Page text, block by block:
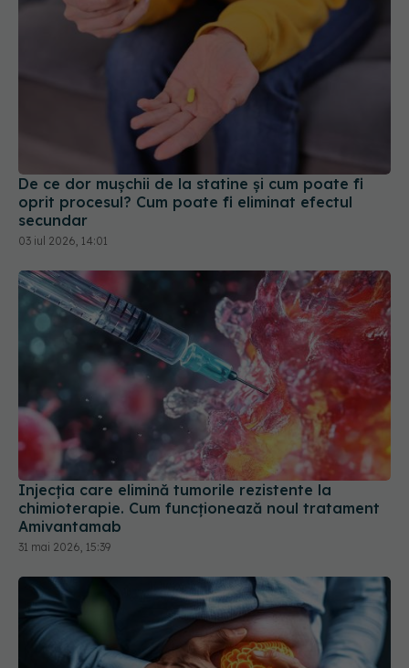
De ce dor mușchii de la statine și cum poate fi
oprit procesul? Cum poate fi eliminat efectul
secundar
03 iul 2026, 14:01
Injecția care elimină tumorile rezistente la
chimioterapie. Cum funcționează noul tratament
Amivantamab
31 mai 2026, 15:39